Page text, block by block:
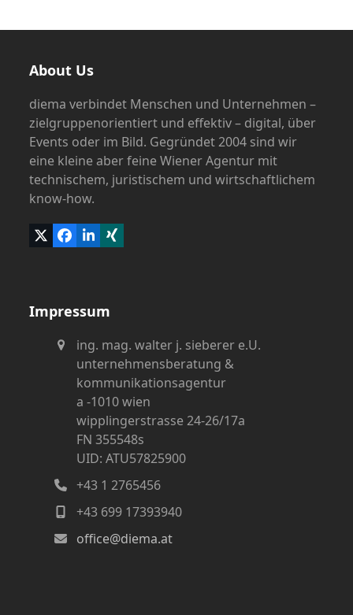
About Us
diema verbindet Menschen und Unternehmen –
zielgruppenorientiert und effektiv – digital, über
Events oder im Bild. Gegründet 2004 sind wir
eine kleine aber feine Wiener Agentur mit
technischem, juristischem und wirtschaftlichem
know-how.
TwitterFacebook
LinkedIn
Xing
Impressum
ing. mag. walter j. sieberer e.U.
unternehmensberatung &
kommunikationsagentur
a -1010 wien
wipplingerstrasse 24-26/17a
FN 355548s
UID: ATU57825900
+43 1 2765456
+43 699 17393940
office@diema.at